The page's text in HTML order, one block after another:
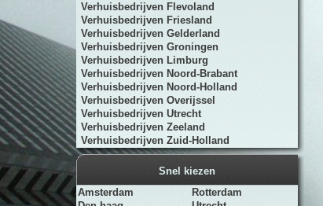
Verhuisbedrijven Flevoland
Verhuisbedrijven Friesland
Verhuisbedrijven Gelderland
Verhuisbedrijven Groningen
Verhuisbedrijven Limburg
Verhuisbedrijven Noord-Brabant
Verhuisbedrijven Noord-Holland
Verhuisbedrijven Overijssel
Verhuisbedrijven Utrecht
Verhuisbedrijven Zeeland
Verhuisbedrijven Zuid-Holland
Snel kiezen
Amsterdam
Rotterdam